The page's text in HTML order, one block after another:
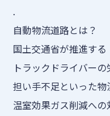
.
自動物流道路とは？
国土交通省が推進す
トラックドライバー
担い手不足といった
温室効果ガス削減への